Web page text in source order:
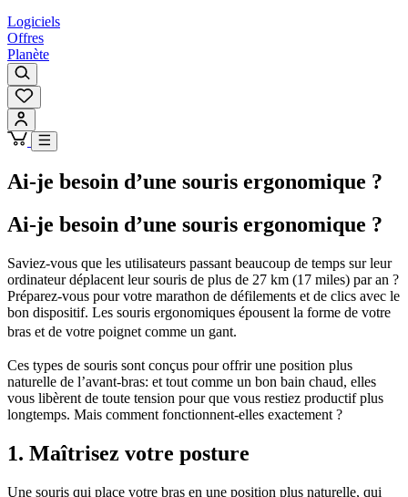
Logiciels
Offres
Planète
Ai-je besoin d’une souris ergonomique ?
Ai-je besoin d’une souris ergonomique ?
Saviez-vous que les utilisateurs passant beaucoup de temps sur leur
ordinateur déplacent leur souris de plus de 27 km (17 miles) par an ?
Préparez-vous pour votre marathon de défilements et de clics avec le
bon dispositif. Les souris ergonomiques épousent la forme de votre
bras et de votre poignet comme un gant.
Ces types de souris sont conçus pour offrir une position plus
naturelle de l’avant-bras: et tout comme un bon bain chaud, elles
vous libèrent de toute tension pour que vous restiez productif plus
longtemps. Mais comment fonctionnent-elles exactement ?
1. Maîtrisez votre posture
Une souris qui place votre bras en une position plus naturelle, qui